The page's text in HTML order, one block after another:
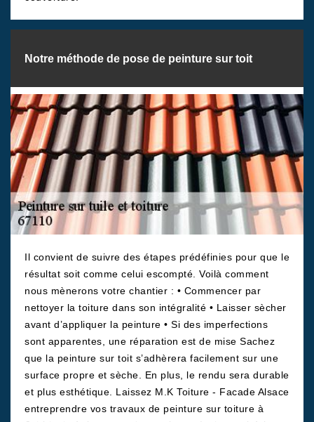
Notre méthode de pose de peinture sur toit
Il convient de suivre des étapes prédéfinies pour que le
résultat soit comme celui escompté. Voilà comment
nous mènerons votre chantier : • Commencer par
nettoyer la toiture dans son intégralité • Laisser sècher
avant d’appliquer la peinture • Si des imperfections
sont apparentes, une réparation est de mise Sachez
que la peinture sur toit s’adhèrera facilement sur une
surface propre et sèche. En plus, le rendu sera durable
et plus esthétique. Laissez M.K Toiture - Facade Alsace
entreprendre vos travaux de peinture sur toiture à